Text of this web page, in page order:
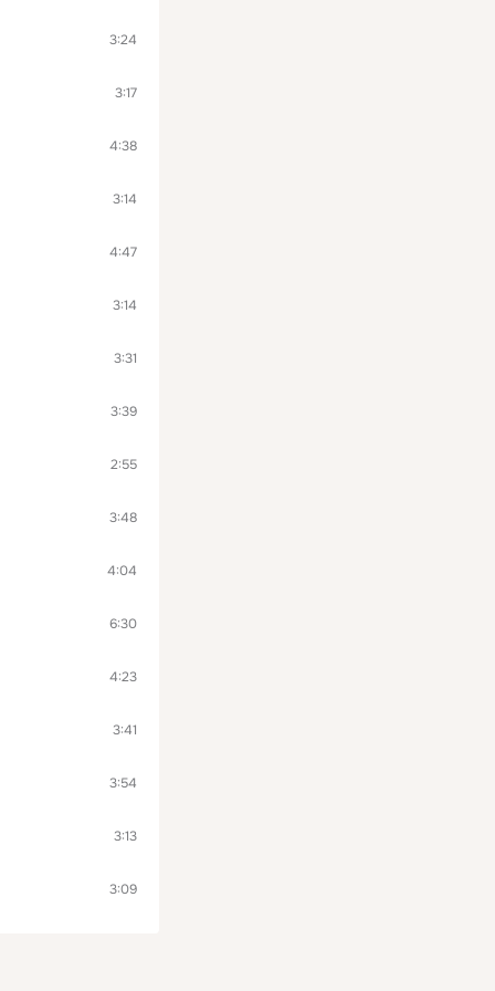
3:24
3:17
4:38
3:14
4:47
3:14
3:31
3:39
2:55
3:48
4:04
6:30
4:23
3:41
3:54
3:13
3:09